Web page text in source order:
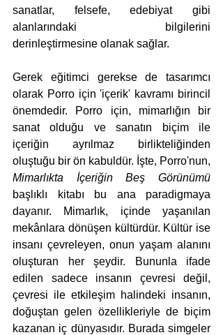
sanatlar, felsefe, edebiyat gibi
alanlarındaki bilgilerini
derinleştirmesine olanak sağlar.
Gerek eğitimci gerekse de tasarımcı
olarak Porro için 'içerik' kavramı birincil
önemdedir. Porro için, mimarlığın bir
sanat olduğu ve sanatın biçim ile
içeriğin ayrılmaz birlikteliğinden
Mimarlıkta İçeriğin Beş Görünümü
başlıklı kitabı bu ana paradigmaya
dayanır. Mimarlık, içinde yaşanılan
mekânlara dönüşen kültürdür. Kültür ise
insanı çevreleyen, onun yaşam alanını
oluşturan her şeydir. Bununla ifade
edilen sadece insanın çevresi değil,
çevresi ile etkileşim halindeki insanın,
doğuştan gelen özellikleriyle de biçim
kazanan iç dünyasıdır. Burada simgeler